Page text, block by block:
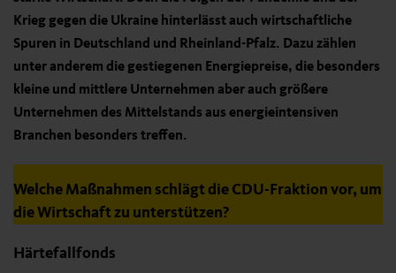
Krieg gegen die Ukraine hinterlässt auch wirtschaftliche
Spuren in Deutschland und Rheinland-Pfalz. Dazu zählen
unter anderem die gestiegenen Energiepreise, die besonders
kleine und mittlere Unternehmen aber auch größere
Unternehmen des Mittelstands aus energieintensiven
Branchen besonders treffen.
Welche Maßnahmen schlägt die CDU-Fraktion vor, um
die Wirtschaft zu unterstützen?
Härtefallfonds